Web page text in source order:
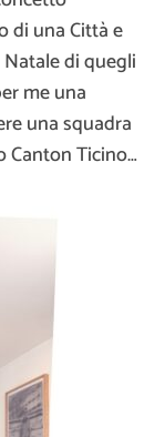
di una Città e
Natale di quegli
me una
una squadra
Canton Ticino…